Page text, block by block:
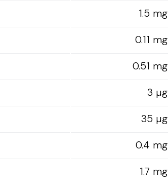
1.5 mg
0.11 mg
0.51 mg
3 µg
35 µg
0.4 mg
1.7 mg